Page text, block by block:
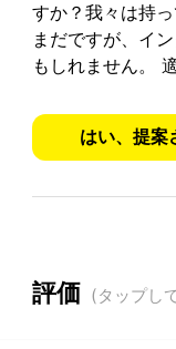
すか？我々は持
まだですが、イ
もしれません。
はい、提案
評価